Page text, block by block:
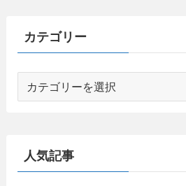
カテゴリー
人気記事